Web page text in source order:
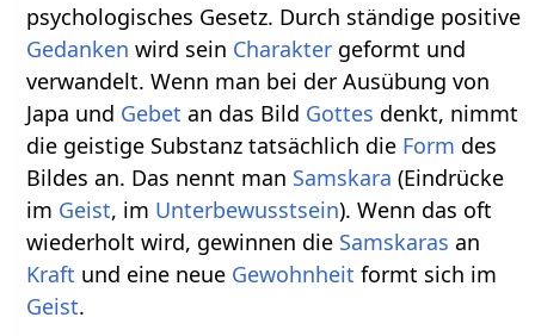
psychologisches Gesetz. Durch ständige positive
Gedanken wird sein Charakter geformt und
verwandelt. Wenn man bei der Ausübung von
Japa und Gebet an das Bild Gottes denkt, nimmt
die geistige Substanz tatsächlich die Form des
Bildes an. Das nennt man Samskara (Eindrücke
im Geist, im Unterbewusstsein). Wenn das oft
wiederholt wird, gewinnen die Samskaras an
Kraft und eine neue Gewohnheit formt sich im
Geist.